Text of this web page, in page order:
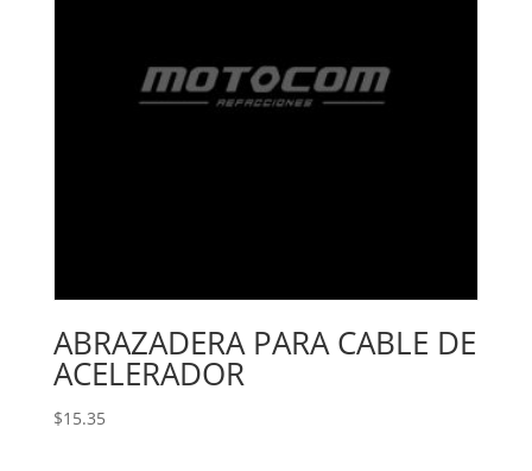
ABRAZADERA PARA CABLE DE
ACELERADOR
$15.35